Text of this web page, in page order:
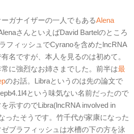
ガナイザーの一人でもあるAlena
さんといえばDavid Bartelのところ
フィッシュでCyranoを含めたlncRNA
名ですが、本人を見るのは初めて。
に強烈なお姉さまでした。前半は最
のお話。Libraというのは先の論文で
という味気ない名前だったので
示すのでLibra(lncRNA involved in
ったそうです。竹千代が家康になった
ブラフィッシュは水槽の下の方を泳